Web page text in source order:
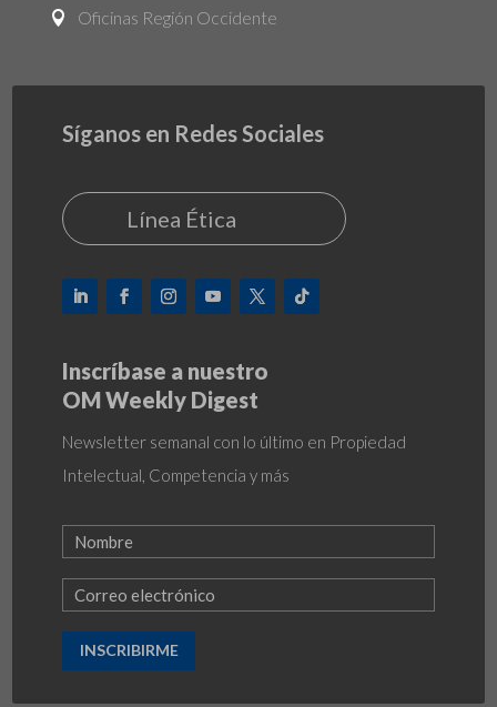
 Oficinas Región Occidente
Síganos en Redes Sociales
Línea Ética
Inscríbase a nuestro
OM Weekly Digest
Newsletter semanal con lo último en Propiedad
Intelectual, Competencia y más
INSCRIBIRME